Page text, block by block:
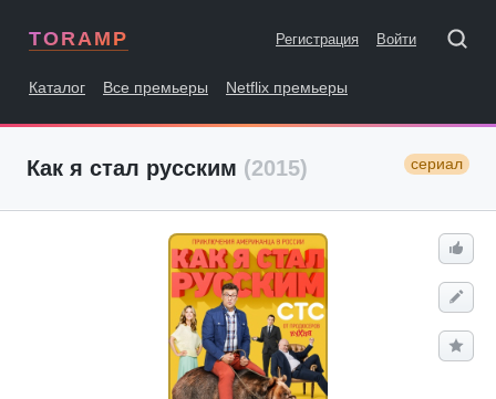
TORAMP Регистрация Войти
Каталог Все премьеры Netflix премьеры
Как я стал русским (2015) сериал